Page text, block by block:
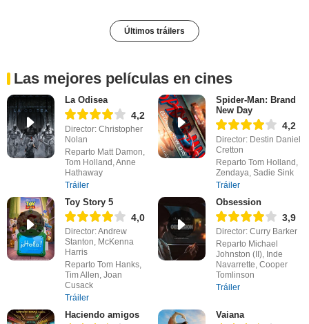
Últimos tráilers
Las mejores películas en cines
La Odisea
4,2
Director: Christopher
Nolan
Reparto Matt Damon,
Tom Holland, Anne
Hathaway
Tráiler
Spider-Man: Brand
New Day
4,2
Director: Destin Daniel
Cretton
Reparto Tom Holland,
Zendaya, Sadie Sink
Tráiler
Toy Story 5
4,0
Director: Andrew
Stanton, McKenna
Harris
Reparto Tom Hanks,
Tim Allen, Joan
Cusack
Tráiler
Obsession
3,9
Director: Curry Barker
Reparto Michael
Johnston (II), Inde
Navarrette, Cooper
Tomlinson
Tráiler
Haciendo amigos Vaiana